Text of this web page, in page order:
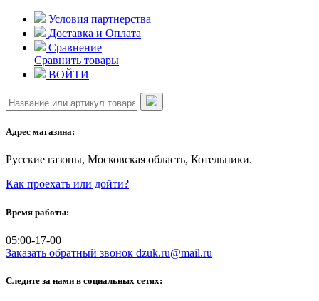
Skip
content
Условия партнерства
Доставка и Оплата
Сравнение
Сравнить товары
ВОЙТИ
Адрес магазина:
Русские газоны, Московская область, Котельники.
Как проехать или дойти?
Время работы:
05:00-17-00
Заказать обратный звонок dzuk.ru@mail.ru
Следите за нами в социальных сетях: